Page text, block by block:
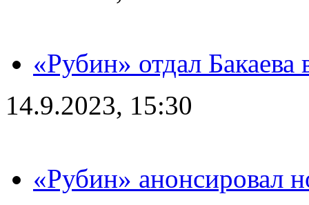
«Рубин» отдал
14.9.2023, 15:30
«Рубин» анонсировал